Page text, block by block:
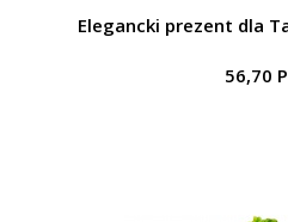
Elegancki prezent dla
56,70